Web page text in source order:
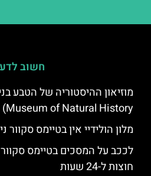
חשוב
Museum of Natural History)
מלון הולידיי אין בטיימס סקוור
לככב על המסכים בטיימס
חוצות ל-24 שעות